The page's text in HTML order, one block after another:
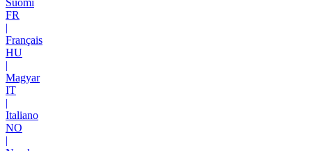
Suomi
FR
|
Français
HU
|
Magyar
IT
|
Italiano
NO
|